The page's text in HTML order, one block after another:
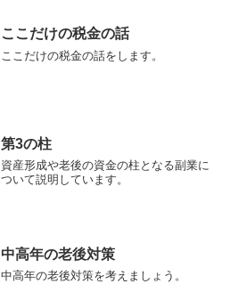
ョンを含みます）。...
ここだけの税金の話
ここだけの税金の話をします。
第3の柱
資産形成や老後の資金の柱となる副業に
ついて説明しています。
中高年の老後対策
中高年の老後対策を考えましょう。